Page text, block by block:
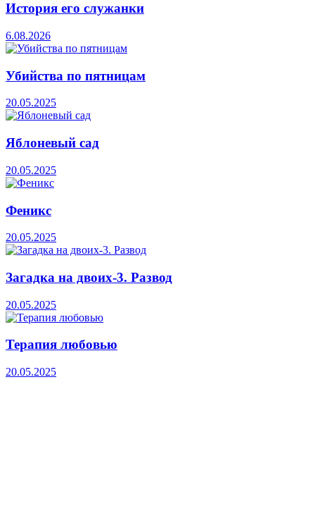
История его служанки
6.08.2026
Убийства по пятницам
20.05.2025
Яблоневый сад
20.05.2025
Феникс
20.05.2025
Загадка на двоих-3. Развод
20.05.2025
Терапия любовью
20.05.2025